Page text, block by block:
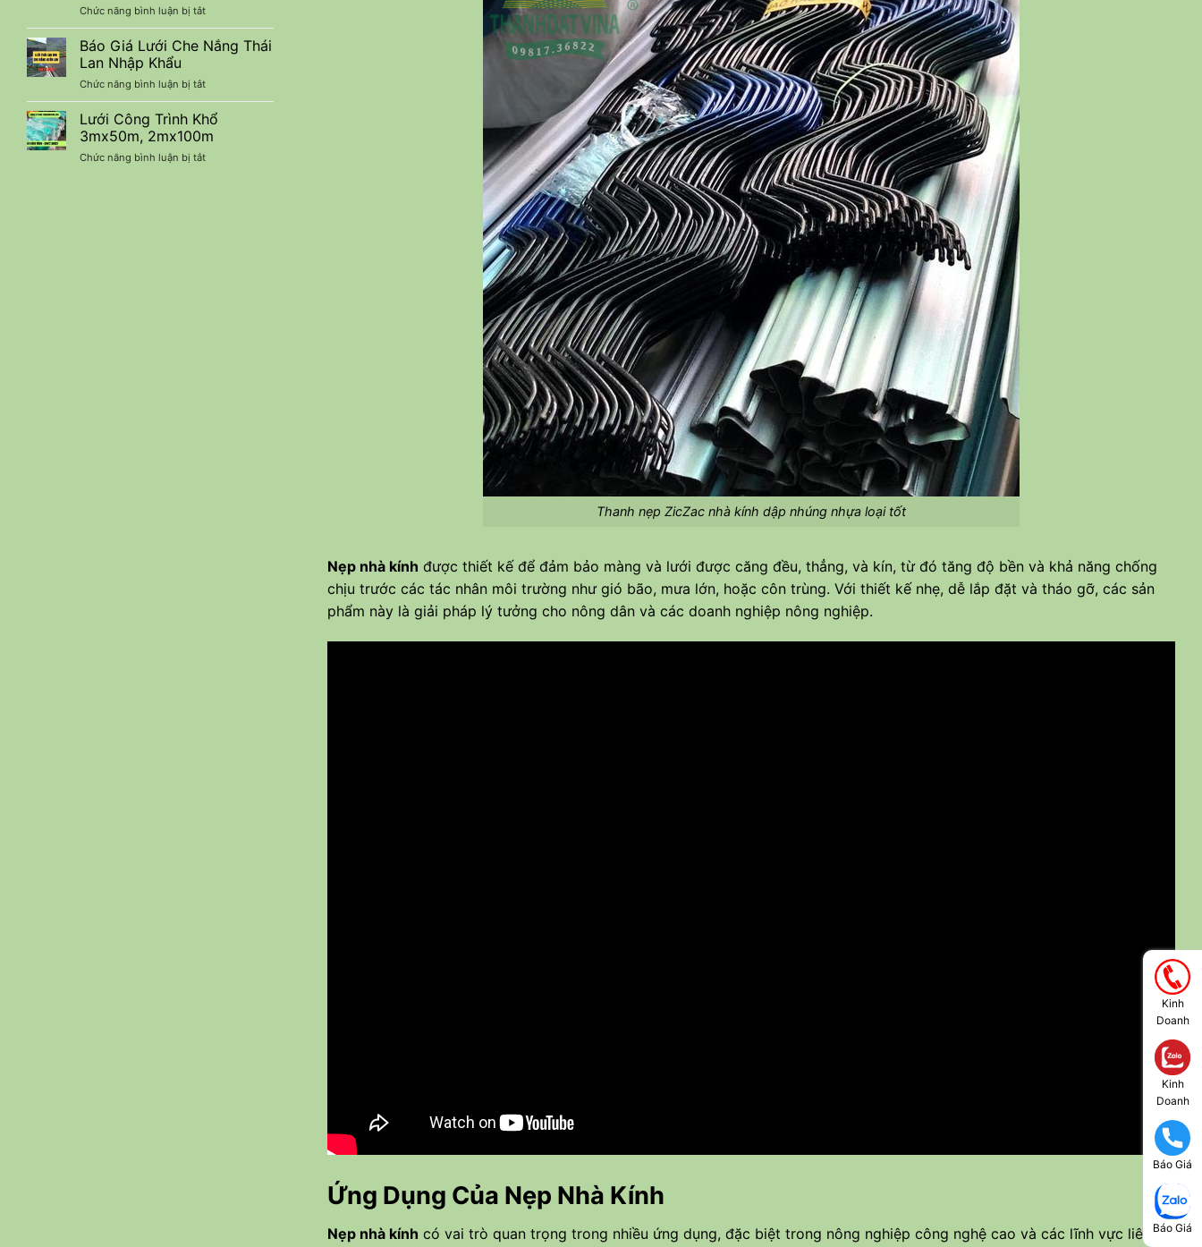
Tốt
Cho
Lan
Tiết
Phí
Chức năng bình luận bị tắtở
Kho
Lưới
Che
90%
Nhập
Khẩu
–
Giá
Báo Giá Lưới Che Nắng Thái
Lan Nhập Khẩu
Chức năng bình luận bị tắtở
Báo
Giá
Lưới
Che
Nắng
Lưới Công Trình Khổ
3mx50m, 2mx100m
Chức năng bình luận bị tắtở
Thanh nẹp ZicZac nhà kính dập nhúng nhựa loại tốt
Nẹp nhà kính được thiết kế để đảm bảo màng và lưới được căng đều, thẳng, và kín, từ đó tăng độ bền và khả năng chống
chịu trước các tác nhân môi trường như gió bão, mưa lớn, hoặc côn trùng. Với thiết kế nhẹ, dễ lắp đặt và tháo gỡ, các sản
phẩm này là giải pháp lý tưởng cho nông dân và các doanh nghiệp nông nghiệp.
Ứng Dụng Của Nẹp Nhà Kính
Nẹp nhà kính có vai trò quan trọng trong nhiều ứng dụng, đặc biệt trong nông nghiệp công nghệ cao và các lĩnh vực liên
Kinh
Doanh
Kinh
Doanh
Báo Giá
Báo Giá